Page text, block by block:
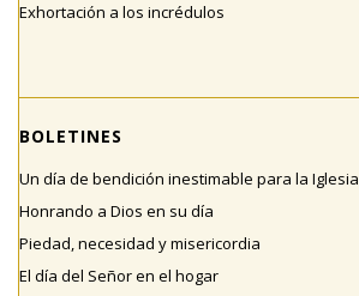
Exhortación a los incrédulos
BOLETINES
Un día de bendición inestimable para la Iglesia
Honrando a Dios en su día
Piedad, necesidad y misericordia
El día del Señor en el hogar